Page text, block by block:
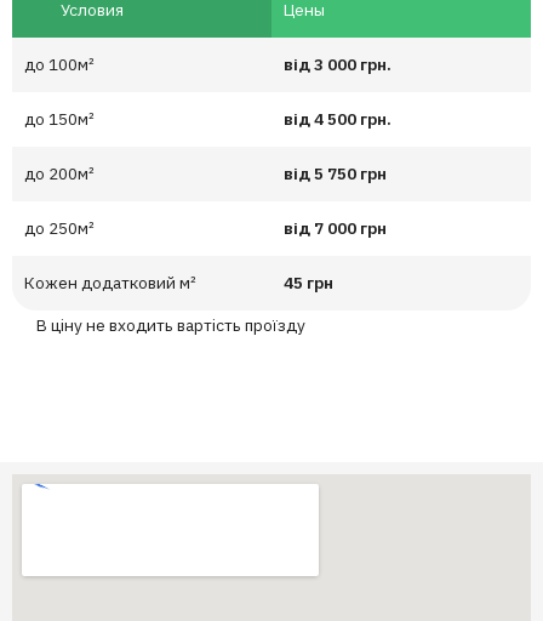
Условия Цены
до 100м² від 3 000 грн.
до 150м² від 4 500 грн.
до 200м² від 5 750 грн
до 250м² від 7 000 грн
Кожен додатковий м²
45 грн
В ціну не входить вартість проїзду